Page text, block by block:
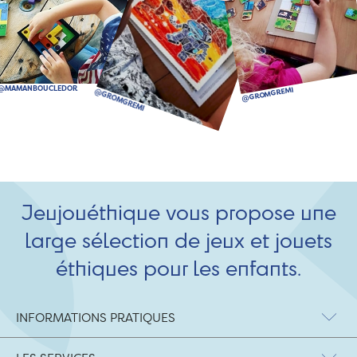
Jeujouéthique vous propose une
large sélection de jeux et jouets
éthiques pour les enfants.
INFORMATIONS PRATIQUES